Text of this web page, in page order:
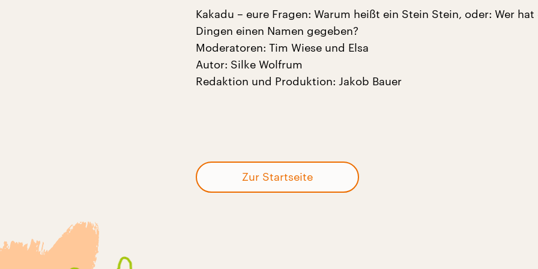
Kakadu – eure Fragen: Warum heißt ein Stein Stein, oder: Wer hat
Dingen einen Namen gegeben?
Moderatoren: Tim Wiese und Elsa
Autor: Silke Wolfrum
Redaktion und Produktion: Jakob Bauer
Zur Startseite